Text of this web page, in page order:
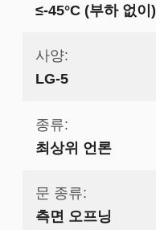
≤-45°C (부하 없이)
사양:
LG-5
종류:
최상위 언론
문 종류:
측면 오프닝